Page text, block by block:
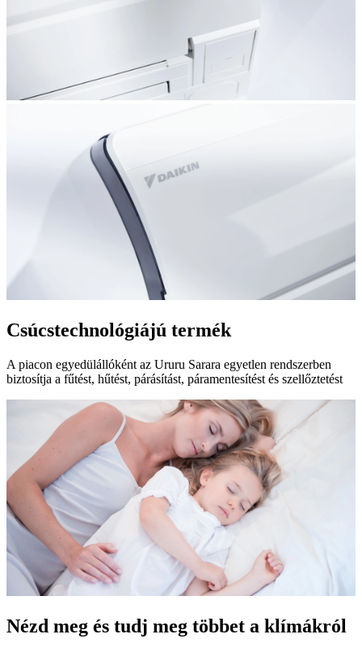
Csúcstechnológiájú termék
A piacon egyedülállóként az Ururu Sarara egyetlen rendszerben
biztosítja a fűtést, hűtést, párásítást, páramentesítést és szellőztetést
Nézd meg és tudj meg többet a klímákról